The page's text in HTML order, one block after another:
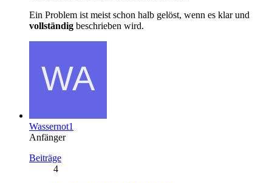
Ein Problem ist meist schon halb gelöst, wenn es klar und
vollständig beschrieben wird.
Wassernot1
Anfänger
Beiträge
4